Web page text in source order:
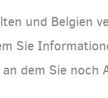
und Belgien
Sie
dem Sie noch